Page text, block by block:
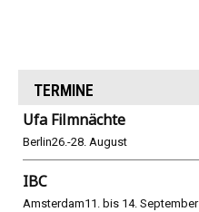
TERMINE
Ufa Filmnächte
Berlin26.-28. August
IBC
Amsterdam11. bis 14. September